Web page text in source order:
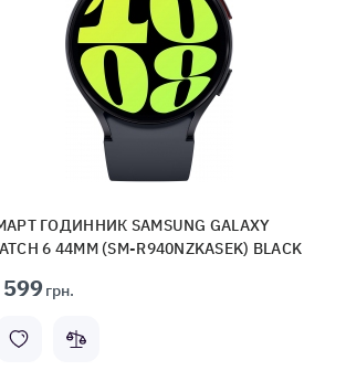
ГОДИННИК SAMSUNG GALAXY
6 44MM (SM-R940NZKASEK) BLACK
грн.